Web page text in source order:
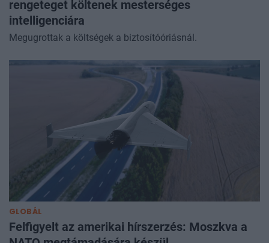
rengeteget költenek mesterséges
intelligenciára
Megugrottak a költségek a biztosítóóriásnál.
GLOBÁL
Felfigyelt az amerikai hírszerzés: Moszkva a